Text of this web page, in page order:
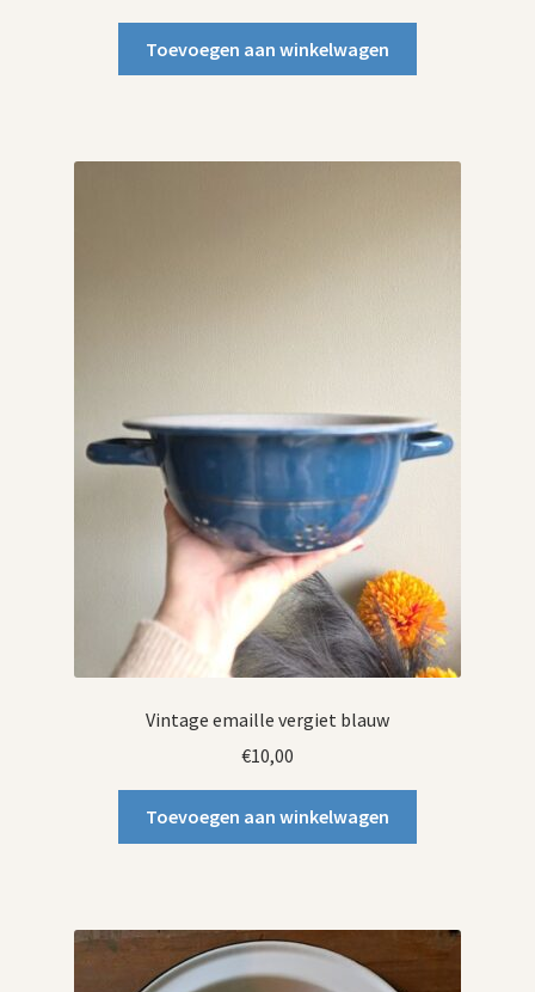
Toevoegen aan winkelwagen
Vintage emaille vergiet blauw
€10,00
Toevoegen aan winkelwagen